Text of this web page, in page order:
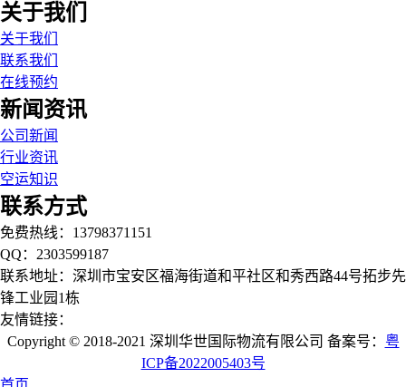
关于我们
关于我们
联系我们
在线预约
新闻资讯
公司新闻
行业资讯
空运知识
联系方式
免费热线：13798371151
QQ：2303599187
联系地址：深圳市宝安区福海街道和平社区和秀西路44号拓步先
锋工业园1栋
友情链接：
Copyright © 2018-2021 深圳华世国际物流有限公司 备案号： 粤
ICP备2022005403号